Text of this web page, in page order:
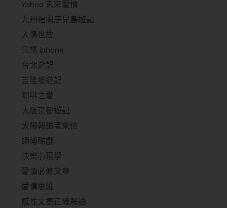
Yahoo 玄來愛情
九州福崗鹿兒島遊記
人情世故
只講 iphone
台北遊記
吉隆坡遊記
咖啡之愛
大阪京都遊記
太陽報讀者來信
師傅睇戲
快樂心理學
愛情必修文章
愛情思維
感性文章正確解讀